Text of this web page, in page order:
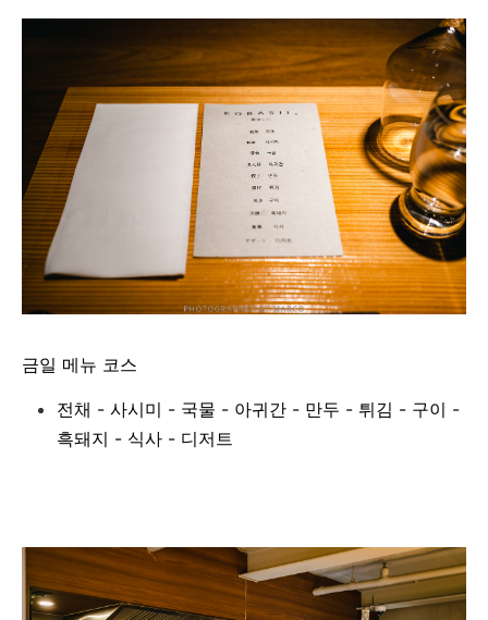
금일 메뉴 코스
전채 - 사시미 - 국물 - 아귀간 - 만두 - 튀김 - 구이 -
흑돼지 - 식사 - 디저트